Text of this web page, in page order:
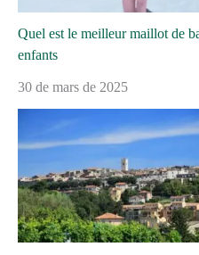
Quel est le meilleur maillot de
enfants
30 de mars de 2025